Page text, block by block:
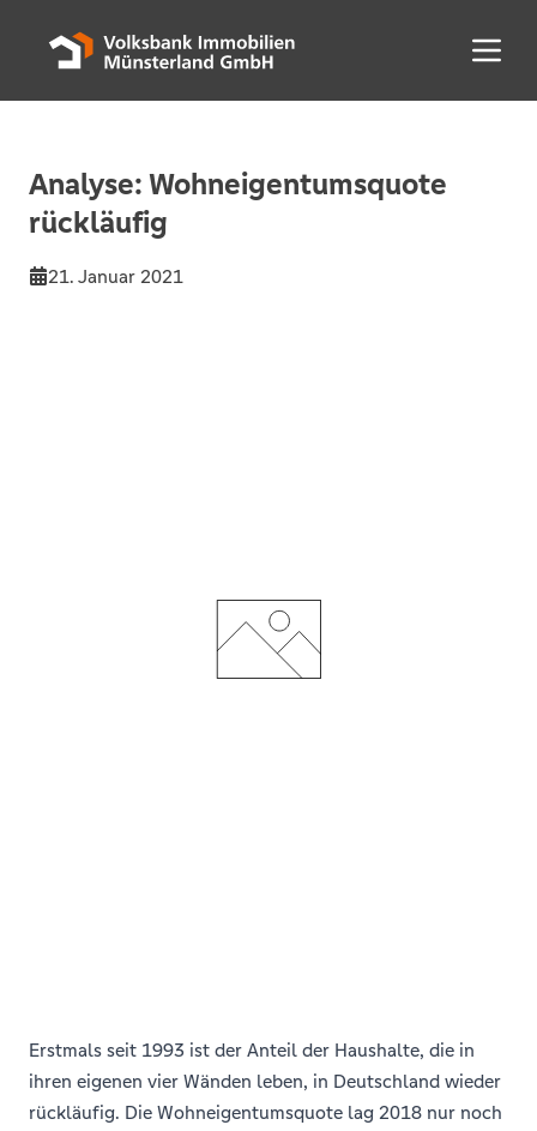
Menü
Analyse: Wohneigentumsquote
rückläufig
21. Januar 2021
Erstmals seit 1993 ist der Anteil der Haushalte, die in
ihren eigenen vier Wänden leben, in Deutschland wieder
rückläufig. Die Wohneigentumsquote lag 2018 nur noch